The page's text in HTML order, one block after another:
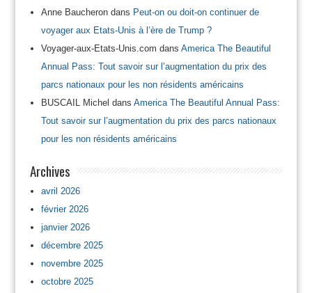
Anne Baucherondans Peut-on ou doit-on continuer de
voyager aux Etats-Unis à l’ère de Trump ?
Voyager-aux-Etats-Unis.com dans America The Beautiful
Annual Pass: Tout savoir sur l’augmentation du prix des
parcs nationaux pour les non résidents américains
BUSCAIL Michel dans America The Beautiful Annual Pass:
Tout savoir sur l’augmentation du prix des parcs nationaux
pour les non résidents américains
Archives
avril 2026
février 2026
janvier 2026
décembre 2025
novembre 2025
octobre 2025